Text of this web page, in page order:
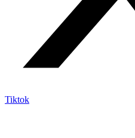
Tiktok